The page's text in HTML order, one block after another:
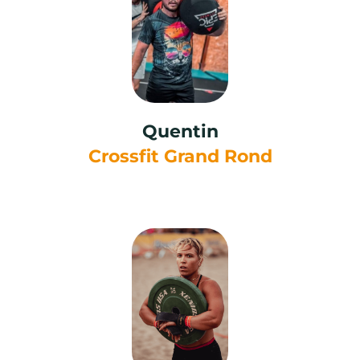
partie 3
améliorer votre récupération musculaire
partie 4
perdre du gras et gagner en muscle
Quentin
Crossfit Grand Rond